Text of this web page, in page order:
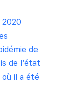
de
de l’état
il a été